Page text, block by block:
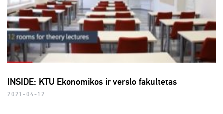
INSIDE: KTU Ekonomikos ir verslo fakultetas
2021-04-12